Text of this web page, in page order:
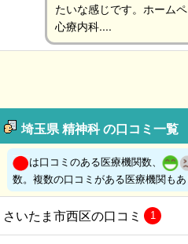
たいな感じです。ホーム
心療内科....
埼玉県 精神科 の口コミ一覧
は口コミのある医療機関数、
数。複数の口コミがある医療機関もあ
さいたま市西区の口コミ 1